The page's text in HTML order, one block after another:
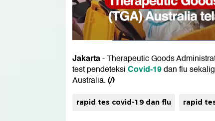
Jakarta- Therapeutic Goods
test pendeteksiCovid-19dan flu
Australia.(/)
rapid tes covid-19 dan flu rapid